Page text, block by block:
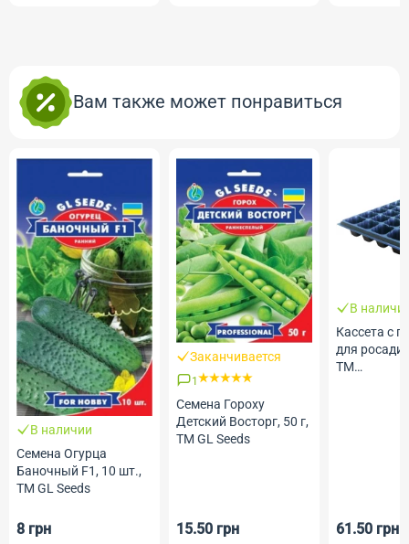
Вам также может понравиться
В наличии
Семена Огурца
Баночный F1, 10 шт.,
ТМ GL Seeds
8 грн
Заканчивается
1
Семена Гороху
Детский Восторг, 50 г,
ТМ GL Seeds
15.50 грн
В
Кассета с
для
ТМ
61.50 грн